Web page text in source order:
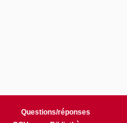
Questions/réponses